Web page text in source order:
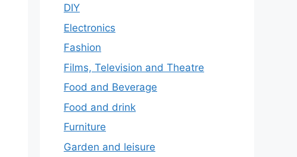
DIY
Electronics
Fashion
Films, Television and Theatre
Food and Beverage
Food and drink
Furniture
Garden and leisure